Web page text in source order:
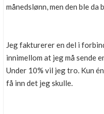
månedslønn, men den ble
Jeg fakturerer en del i
innimellom at jeg må sende
Under 10% vil jeg tro. Kun
få inn det jeg skulle.